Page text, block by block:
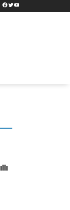
Facebook
TwitterYouTube